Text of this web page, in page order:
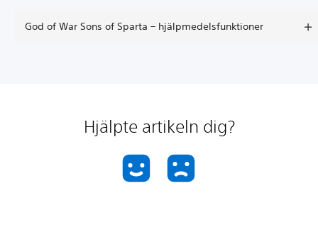
God of War Sons of Sparta – hjälpmedelsfunktioner
Hjälpte artikeln dig?